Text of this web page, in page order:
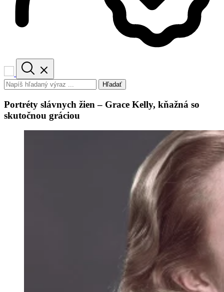
Hľadať
Portréty slávnych žien – Grace Kelly, kňažná so
skutočnou gráciou